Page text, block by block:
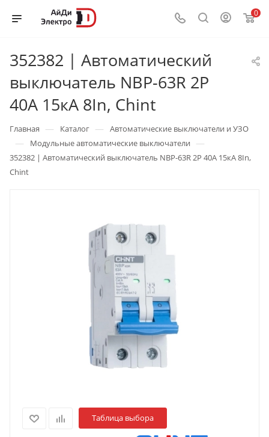
0
352382 | Автоматический
выключатель NBP-63R 2P
40А 15кА 8In, Chint
Главная — Каталог — Автоматические выключатели и УЗО
— Модульные автоматические выключатели —
352382 | Автоматический выключатель NBP-63R 2P 40А 15кА 8In,
Chint
Таблица выбора